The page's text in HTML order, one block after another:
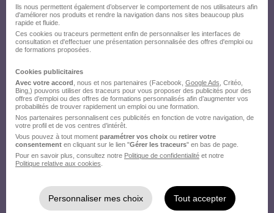
Ils nous permettent également d’observer le comportement de nos utilisateurs afin
d'améliorer nos produits et rendre la navigation dans nos sites beaucoup plus
rapide et fluide.
Ces cookies ou traceurs permettent enfin de personnaliser les interfaces de
consultation et d'effectuer une présentation personnalisée des offres d'emploi ou
de formations proposées.
Cookies publicitaires
Avec votre accord , nous et nos partenaires (Facebook, Google Ads , Critéo,
Bing,) pouvons utiliser des traceurs pour vous proposer des publicités pour des
offres d’emploi ou des offres de formations personnalisés afin d’augmenter vos
probabilités de trouver rapidement un emploi ou une formation.
Nos partenaires personnalisent ces publicités en fonction de votre navigation, de
votre profil et de vos centres d’intérêt.
Vous pouvez à tout moment paramétrer vos choix ou retirer votre
consentement en cliquant sur le lien "Gérer les traceurs" en bas de page.
Pour en savoir plus, consultez notre Politique de confidentialité et notre
Politique relative aux cookies
Personnaliser mes choix Tout accepter